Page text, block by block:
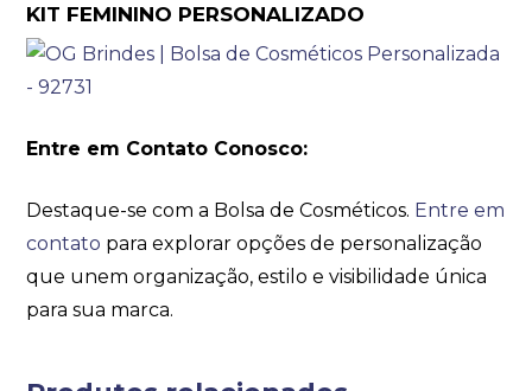
KIT FEMININO PERSONALIZADO
Entre em Contato Conosco:
Destaque-se com a Bolsa de Cosméticos. Entre em
contato para explorar opções de personalização
que unem organização, estilo e visibilidade única
para sua marca.